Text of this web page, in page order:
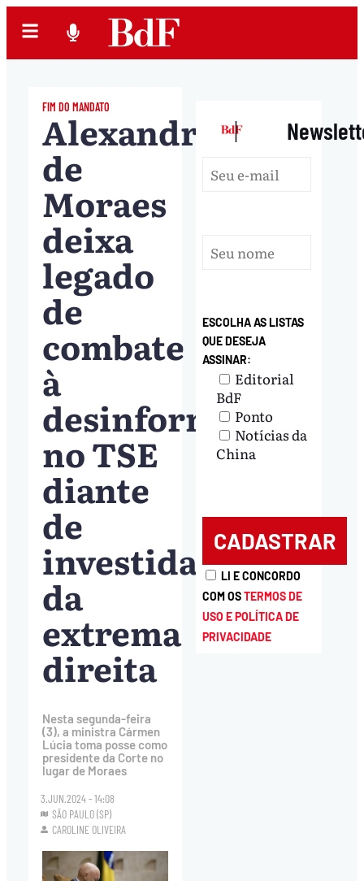
FIM DO MANDATO
Alexandre
de
Moraes
deixa
legado
de
combate
à
desinformação
no TSE
diante
de
investidas
da
extrema
direita
Nesta segunda-feira
(3), a ministra Cármen
Lúcia toma posse como
presidente da Corte no
lugar de Moraes
3.JUN.2024 - 14:08
SÃO PAULO (SP)
CAROLINE OLIVEIRA
|
ESCOLHA AS LISTAS
QUE DESEJA
ASSINAR:
Editorial
BdF
Ponto
Notícias da
China
LI E CONCORDO
COM OSTERMOS DE
USO E POLÍTICA DE
PRIVACIDADE